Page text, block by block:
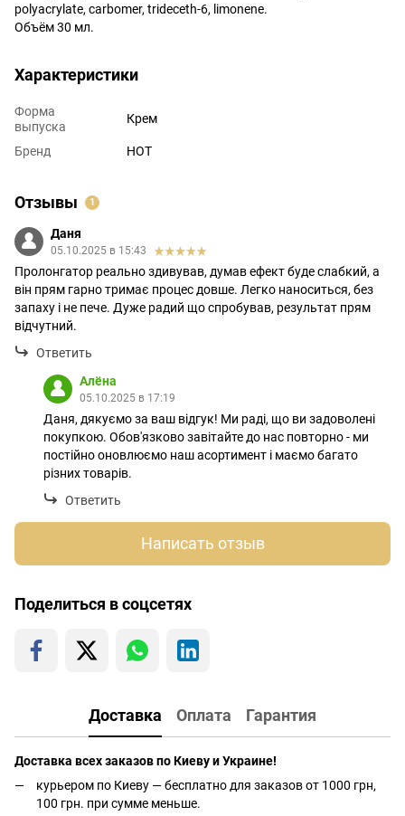
polyacrylate, carbomer, trideceth-6, limonene.
Объём 30 мл.
Характеристики
Форма
выпуска
Крем
Бренд HOT
Отзывы 1
Даня
05.10.2025 в 15:43
Пролонгатор реально здивував, думав ефект буде слабкий, а
він прям гарно тримає процес довше. Легко наноситься, без
запаху і не пече. Дуже радий що спробував, результат прям
відчутний.
Ответить
Алёна
05.10.2025 в 17:19
Даня, дякуємо за ваш відгук! Ми раді, що ви задоволені
покупкою. Обов'язково завітайте до нас повторно - ми
постійно оновлюємо наш асортимент і маємо багато
різних товарів.
Ответить
Написать отзыв
Поделиться в соцсетях
Доставка Оплата Гарантия
Доставка всех заказов по Киеву и Украине!
курьером по Киеву — бесплатно для заказов от 1000 грн,
100 грн. при сумме меньше.